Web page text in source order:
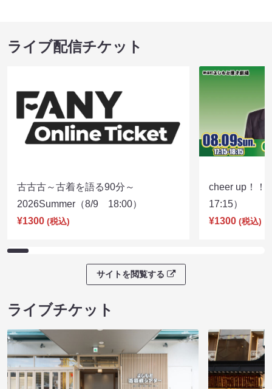
ライブ配信チケット
古古古～古着を語る90分～
2026Summer（8/9 18:00）
¥1300 (税込)
cheer up！
17:15）
¥1300 (税込)
サイトを閲覧する
ライブチケット